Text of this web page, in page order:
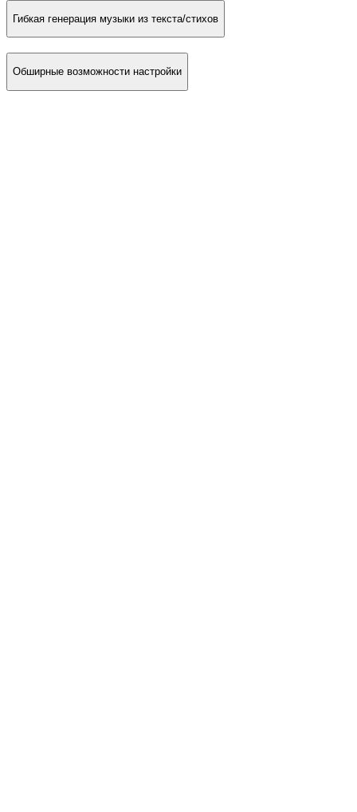
Гибкая генерация музыки из текста/стихов
Обширные возможности настройки